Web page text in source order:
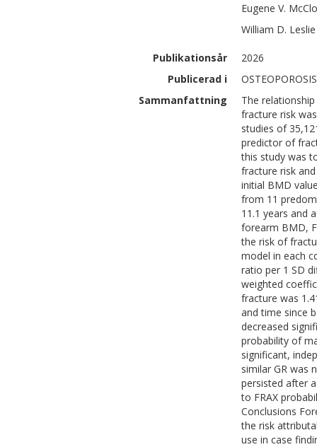
Eugene V.
William D. Leslie
Publikationsår
2026
Publicerad i
Sammanfattning
The
fracture risk
studies of
predictor of
this study was
fracture risk
initial BMD
from 11
11.1 years and
forearm BMD,
the risk of
model in each
ratio per 1 SD
weighted
fracture was
and time since
decreased
probability of
significant,
similar GR was
persisted after
to FRAX
Conclusions
the risk
use in case